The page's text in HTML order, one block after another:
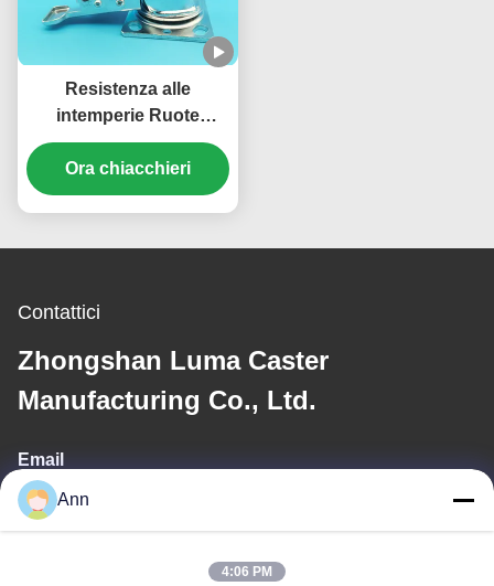
Resistenza alle
intemperie Ruote
industriali pesanti TPR
portanti ruote singole 8"
rigide a chiusura per
Ora chiacchieri
Contattici
Zhongshan Luma Caster
Manufacturing Co., Ltd.
Email
ann@industrialwheelcasters.com
Ann
4:06 PM